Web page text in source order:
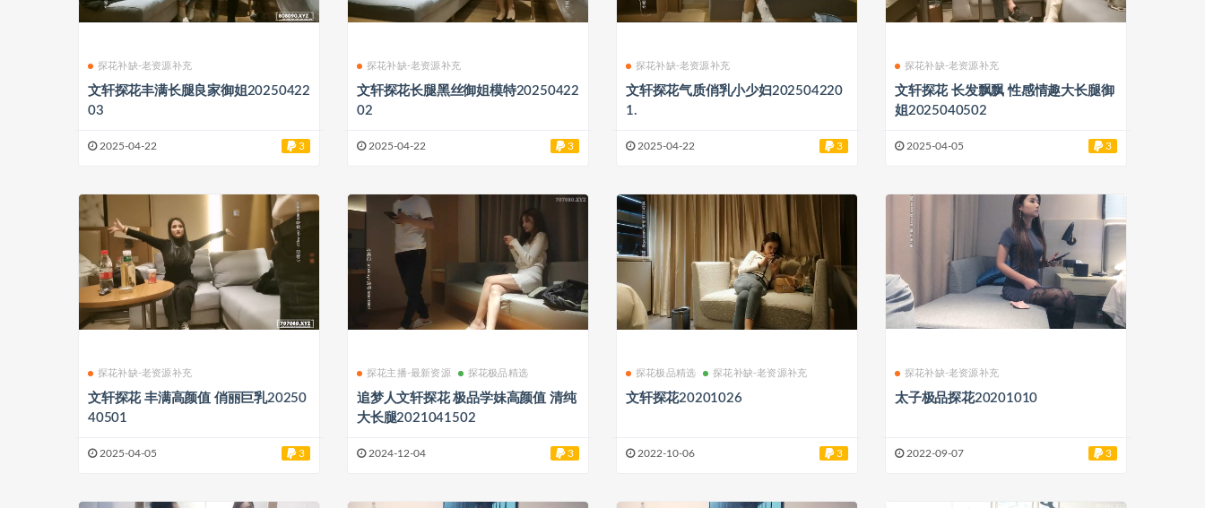
探花补缺-老资源补充
文轩探花丰满长腿良家御姐20250422
03
2025-04-22 3
探花补缺-老资源补充
文轩探花长腿黑丝御姐模特20250422
02
2025-04-22 3
探花补缺-老资源补充
文轩探花气质俏乳小少妇202504220
1.
2025-04-22 3
探花补缺-老资源补充
文轩探花 长发飘飘 性感情趣大长腿御
姐2025040502
2025-04-05 3
探花补缺-老资源补充
文轩探花 丰满高颜值 俏丽巨乳20250
40501
2025-04-05 3
探花主播-最新资源 探花极品精选
追梦人文轩探花 极品学妹高颜值 清纯
大长腿2021041502
2024-12-04 3
探花极品精选 探花补缺-老资源补充
文轩探花20201026
2022-10-06 3
探花补缺-老资源补充
太子极品探花20201010
2022-09-07 3